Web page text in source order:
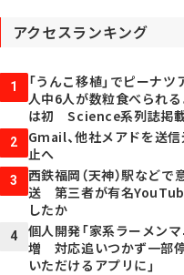
アクセスランキング
1
「うんこ移植」でピーナ
人中6人が数粒食べられ
は初 Science系列誌掲
2
Gmail、他社メアドを送
止へ
3
西鉄福岡（天神）駅など
送 第三者が有名
したか
4
個人開発「家系ラーメン
増 対応追いつかず一部
いただけるアプリに」